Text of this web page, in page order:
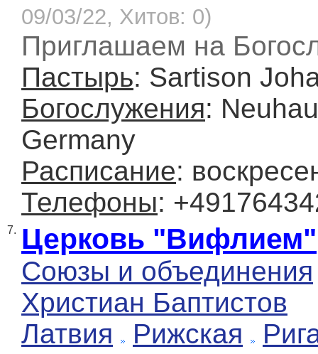
09/03/22, Хитов: 0)
Приглашаем на
Пастырь: Sartison
Богослужения:
Germany
Расписание:
Телефоны:
7. Церковь "Вифлием"
Союзы и объединения
Христиан Баптистов
Латвия
Рижская